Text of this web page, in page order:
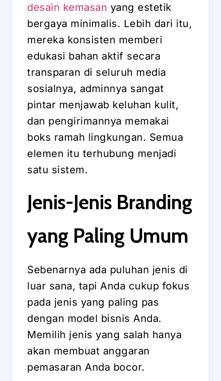
desain kemasan yang estetik
bergaya minimalis. Lebih dari itu,
mereka konsisten memberi
edukasi bahan aktif secara
transparan di seluruh media
sosialnya, adminnya sangat
pintar menjawab keluhan kulit,
dan pengirimannya memakai
boks ramah lingkungan. Semua
elemen itu terhubung menjadi
satu sistem.
Jenis-Jenis Branding
yang Paling Umum
Sebenarnya ada puluhan jenis di
luar sana, tapi Anda cukup fokus
pada jenis yang paling pas
dengan model bisnis Anda.
Memilih jenis yang salah hanya
akan membuat anggaran
pemasaran Anda bocor.